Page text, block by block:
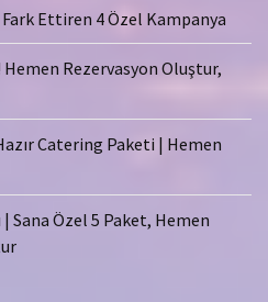
Fark Ettiren 4 Özel Kampanya
Hemen Rezervasyon Oluştur,
Catering Paketi | Hemen
Sana Özel 5 Paket, Hemen